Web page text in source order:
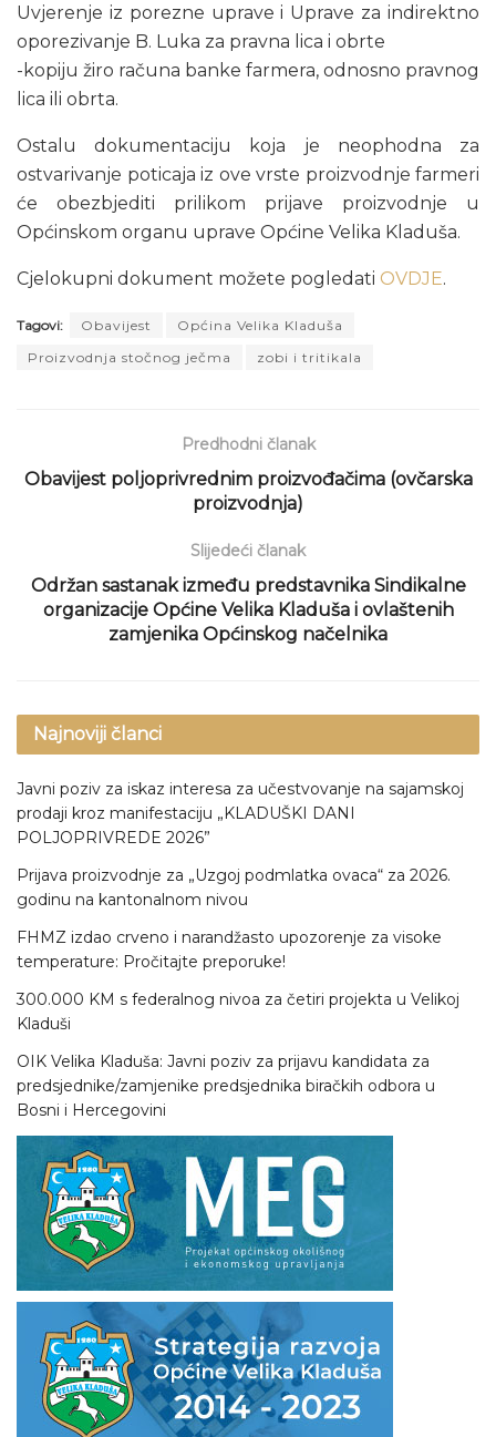
Uvjerenje iz porezne uprave i Uprave za indirektno
oporezivanje B. Luka za pravna lica i obrte
-kopiju žiro računa banke farmera, odnosno pravnog
lica ili obrta.
Ostalu dokumentaciju koja je neophodna za
ostvarivanje poticaja iz ove vrste proizvodnje farmeri
će obezbjediti prilikom prijave proizvodnje u
Općinskom organu uprave Općine Velika Kladuša.
Cjelokupni dokument možete pogledati OVDJE.
Tagovi: Obavijest
Općina Velika Kladuša
Proizvodnja stočnog ječma
zobi i tritikala
Predhodni članak
Obavijest poljoprivrednim proizvođačima (ovčarska
proizvodnja)
Slijedeći članak
Održan sastanak između predstavnika Sindikalne
organizacije Općine Velika Kladuša i ovlaštenih
zamjenika Općinskog načelnika
Najnoviji članci
Javni poziv za iskaz interesa za učestvovanje na sajamskoj
prodaji kroz manifestaciju „KLADUŠKI DANI
POLJOPRIVREDE 2026”
Prijava proizvodnje za „Uzgoj podmlatka ovaca“ za 2026.
godinu na kantonalnom nivou
FHMZ izdao crveno i narandžasto upozorenje za visoke
temperature: Pročitajte preporuke!
300.000 KM s federalnog nivoa za četiri projekta u Velikoj
Kladuši
OIK Velika Kladuša: Javni poziv za prijavu kandidata za
predsjednike/zamjenike predsjednika biračkih odbora u
Bosni i Hercegovini